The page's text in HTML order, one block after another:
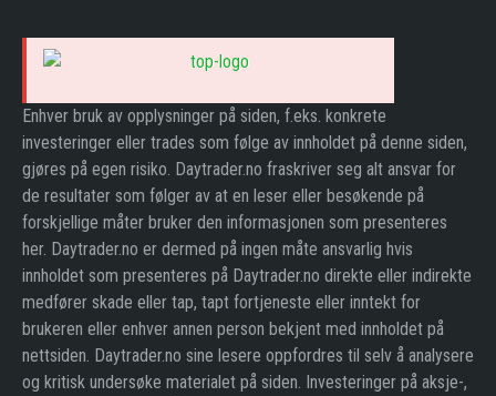
Enhver bruk av opplysninger på siden, f.eks. konkrete
investeringer eller trades som følge av innholdet på denne siden,
gjøres på egen risiko. Daytrader.no fraskriver seg alt ansvar for
de resultater som følger av at en leser eller besøkende på
forskjellige måter bruker den informasjonen som presenteres
her. Daytrader.no er dermed på ingen måte ansvarlig hvis
innholdet som presenteres på Daytrader.no direkte eller indirekte
medfører skade eller tap, tapt fortjeneste eller inntekt for
brukeren eller enhver annen person bekjent med innholdet på
nettsiden. Daytrader.no sine lesere oppfordres til selv å analysere
og kritisk undersøke materialet på siden. Investeringer på aksje-,